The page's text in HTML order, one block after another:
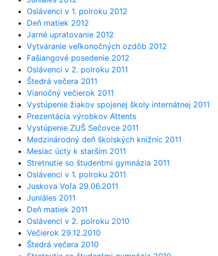
Oslávenci v 1. polroku 2012
Deň matiek 2012
Jarné upratovanie 2012
Vytváranie veľkonočných ozdôb 2012
Fašiangové posedenie 2012
Oslávenci v 2. polroku 2011
Štedrá večera 2011
Vianočný večierok 2011
Vystúpenie žiakov spojenej školy internátnej 2011
Prezentácia výrobkov Attents
Vystúpenie ZUŠ Sečovce 2011
Medzinárodný deň školských knižníc 2011
Mesiac úcty k starším 2011
Stretnutie so študentmi gymnázia 2011
Oslávenci v 1. polroku 2011
Juskova Voľa 29.06.2011
Juniáles 2011
Deň matiek 2011
Oslávenci v 2. polroku 2010
Večierok 29.12.2010
Štedrá večera 2010